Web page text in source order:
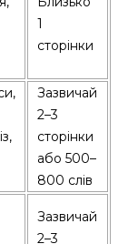
1
сторінки
Зазвичай
2–3
сторінки
або 500–
800 слів
Зазвичай
2–3